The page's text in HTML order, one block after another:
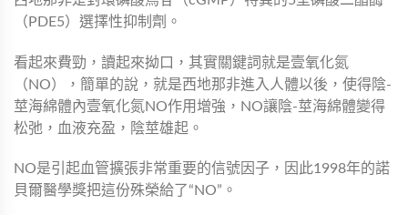
（PDE5）選擇性抑制劑。
看起來費勁，讀起來拗口，其實關鍵詞就是壹氧化氮
（NO），簡單的說，就是西地那非進入人體以後，使得陰-
莖海綿體內壹氧化氮NO作用增強，NO讓陰-莖海綿體變得
松弛，血液充盈，陰莖雄起。
NO是引起血管擴張非常重要的信號因子，因此1998年的諾
貝爾醫學獎把這份殊榮給了“NO”。